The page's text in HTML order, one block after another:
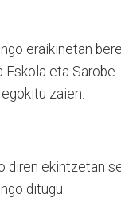
eraikinetan
eta
zaien.
diren ekintzetan
ditugu.